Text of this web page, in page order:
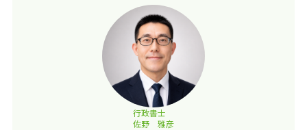
行政書士
佐野 雅彦